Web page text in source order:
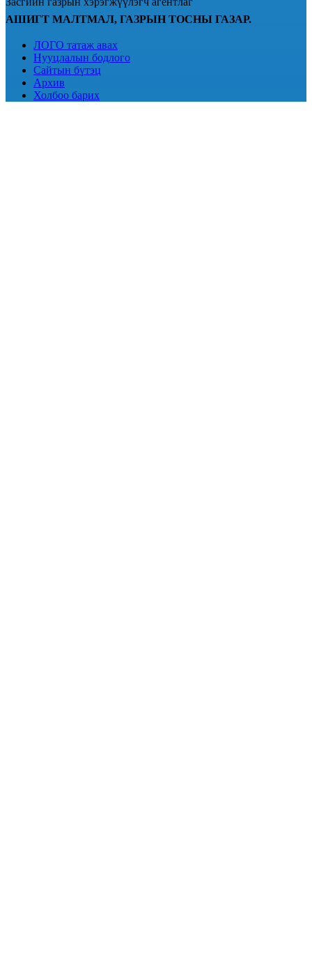
АШИГТ МАЛТМАЛ, ГАЗРЫН ТОСНЫ ГАЗАР.
ЛОГО татаж авах
Нууцлалын бодлого
Сайтын бүтэц
Архив
Холбоо барих